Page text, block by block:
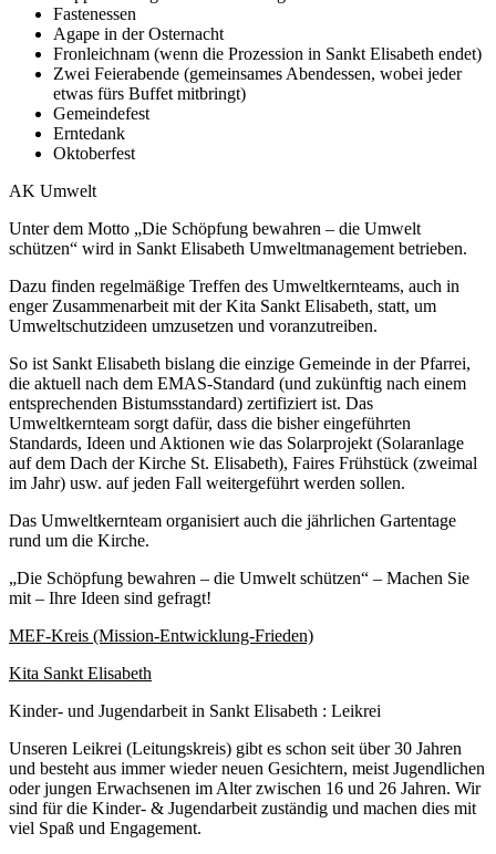
Fastenessen
Agape in der Osternacht
Fronleichnam (wenn die Prozession in Sankt Elisabeth endet)
Zwei Feierabende (gemeinsames Abendessen, wobei jeder
etwas fürs Buffet mitbringt)
Gemeindefest
Erntedank
Oktoberfest
AK Umwelt
Unter dem Motto „Die Schöpfung bewahren – die Umwelt
schützen“ wird in Sankt Elisabeth Umweltmanagement betrieben.
Dazu finden regelmäßige Treffen des Umweltkernteams, auch in
enger Zusammenarbeit mit der Kita Sankt Elisabeth, statt, um
Umweltschutzideen umzusetzen und voranzutreiben.
So ist Sankt Elisabeth bislang die einzige Gemeinde in der Pfarrei,
die aktuell nach dem EMAS-Standard (und zukünftig nach einem
entsprechenden Bistumsstandard) zertifiziert ist. Das
Umweltkernteam sorgt dafür, dass die bisher eingeführten
Standards, Ideen und Aktionen wie das Solarprojekt (Solaranlage
auf dem Dach der Kirche St. Elisabeth), Faires Frühstück (zweimal
im Jahr) usw. auf jeden Fall weitergeführt werden sollen.
Das Umweltkernteam organisiert auch die jährlichen Gartentage
rund um die Kirche.
„Die Schöpfung bewahren – die Umwelt schützen“ – Machen Sie
mit – Ihre Ideen sind gefragt!
MEF-Kreis (Mission-Entwicklung-Frieden)
Kita Sankt Elisabeth
Kinder- und Jugendarbeit in Sankt Elisabeth : Leikrei
Unseren Leikrei (Leitungskreis) gibt es schon seit über 30 Jahren
und besteht aus immer wieder neuen Gesichtern, meist Jugendlichen
oder jungen Erwachsenen im Alter zwischen 16 und 26 Jahren. Wir
sind für die Kinder- & Jugendarbeit zuständig und machen dies mit
viel Spaß und Engagement.